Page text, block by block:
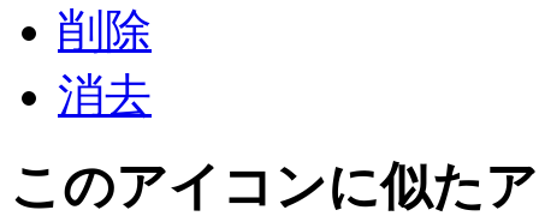
削除
消去
このアイコンに似た